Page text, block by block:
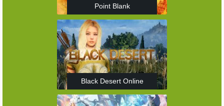
Point Blank
Black Desert Online